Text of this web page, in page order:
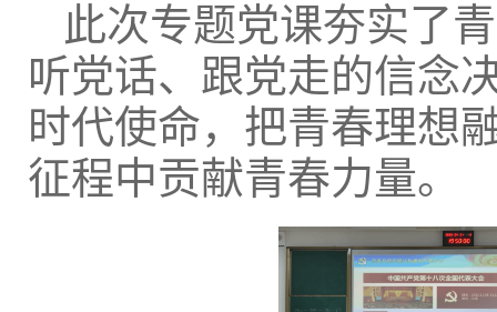
此次专题党课夯实了
听党话、跟党走的信念
时代使命，把青春理想
征程中贡献青春力量。